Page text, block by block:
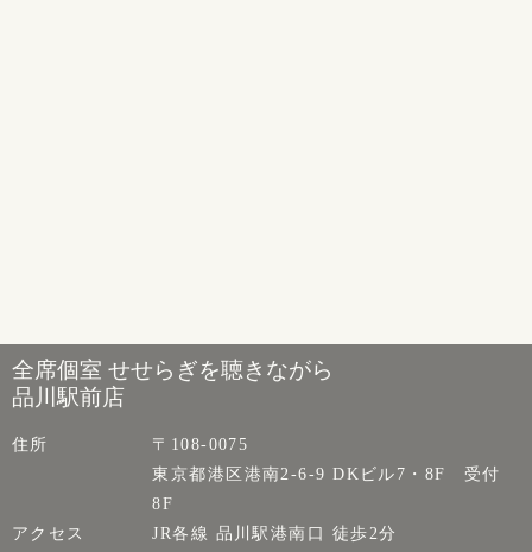
全席個室 せせらぎを聴きながら
品川駅前店
住所
〒108-0075
東京都港区港南2-6-9 DKビル7・8F 受付
8F
アクセス
JR各線 品川駅港南口 徒歩2分